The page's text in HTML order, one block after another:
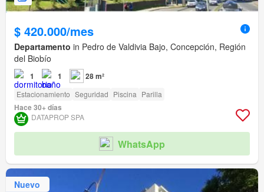
$ 420.000/mes
Departamento in Pedro de Valdivia Bajo, Concepción, Región
del Biobío
1 1 28 m²
Estacionamiento Seguridad Piscina Parilla
Hace 30+ días
DATAPROP SPA
WhatsApp
Nuevo